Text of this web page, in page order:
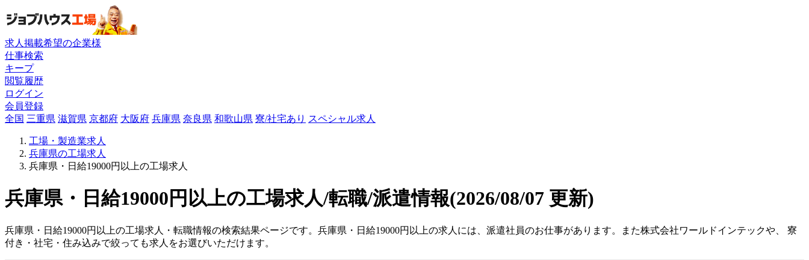
求人掲載希望の企業様
仕事検索
キープ
閲覧履歴
ログイン
会員登録
全国 三重県 滋賀県 京都府 大阪府 兵庫県 奈良県 和歌山県 寮/社宅あり スペシャル求人
工場・製造業求人
兵庫県の工場求人
兵庫県・日給19000円以上の工場求人
兵庫県・日給19000円以上の工場求人/転職/派遣情報(2026/08/07 更新)
兵庫県・日給19000円以上の工場求人・転職情報の検索結果ページです。兵庫県・日給19000円以上の求人には、派遣社員のお仕事があります。また株式会社ワールドインテックや、 寮
付き・社宅・住み込みで絞っても求人をお選びいただけます。